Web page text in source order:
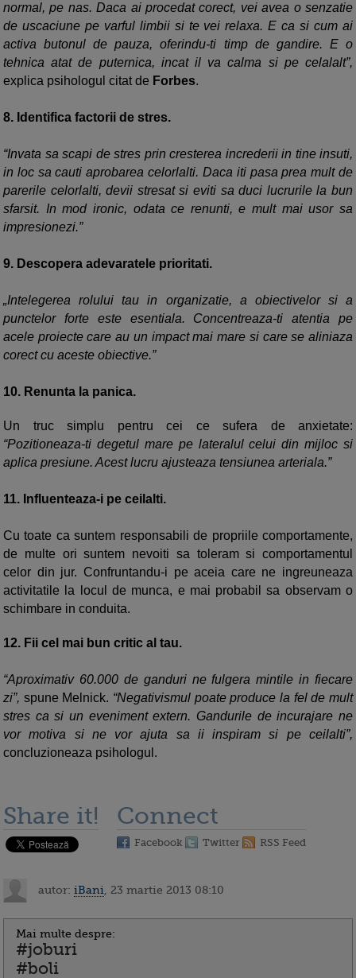
normal, pe nas. Daca ai procedat corect, vei avea o senzatie
de uscaciune pe varful limbii si te vei relaxa. E ca si cum ai
activa butonul de pauza, oferindu-ti timp de gandire. E o
tehnica atat de puternica, incat il va calma si pe celalalt”,
explica psihologul citat de Forbes.
8. Identifica factorii de stres.
“Invata sa scapi de stres prin cresterea increderii in tine insuti,
in loc sa cauti aprobarea celorlalti. Daca iti pasa prea mult de
parerile celorlalti, devii stresat si eviti sa duci lucrurile la bun
sfarsit. In mod ironic, odata ce renunti, e mult mai usor sa
impresionezi.”
9. Descopera adevaratele prioritati.
„Intelegerea rolului tau in organizatie, a obiectivelor si a
punctelor forte este esentiala. Concentreaza-ti atentia pe
acele proiecte care au un impact mai mare si care se aliniaza
corect cu aceste obiective.”
10. Renunta la panica.
Un truc simplu pentru cei ce sufera de anxietate:
“Pozitioneaza-ti degetul mare pe lateralul celui din mijloc si
aplica presiune. Acest lucru ajusteaza tensiunea arteriala.”
11. Influenteaza-i pe ceilalti.
Cu toate ca suntem responsabili de propriile comportamente,
de multe ori suntem nevoiti sa toleram si comportamentul
celor din jur. Confruntandu-i pe aceia care ne ingreuneaza
activitatile la locul de munca, e mai probabil sa observam o
schimbare in conduita.
12. Fii cel mai bun critic al tau.
“Aproximativ 60.000 de ganduri ne fulgera mintile in fiecare
zi”, spune Melnick. “Negativismul poate produce la fel de mult
stres ca si un eveniment extern. Gandurile de incurajare ne
vor motiva si ne vor ajuta sa ii inspiram si pe ceilalti”,
concluzioneaza psihologul.
Share it! Connect
Facebook Twitter RSS Feed
autor: iBani , 23 martie 2013 08:10
Mai multe despre:
#joburi
#boli